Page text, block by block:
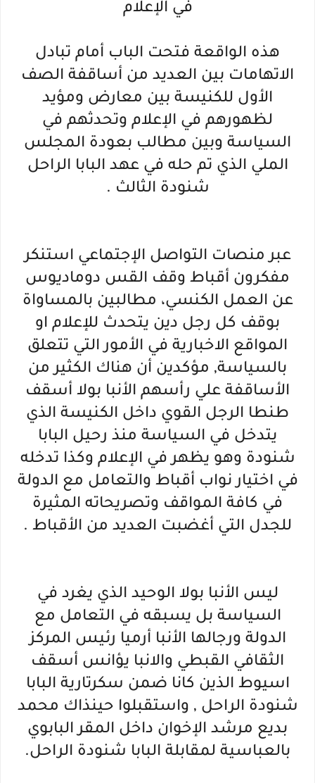
في الإعلام
هذه الواقعة فتحت الباب أمام تبادل
الاتهامات بين العديد من أساقفة الصف
الأول للكنيسة بين معارض ومؤيد
لظهورهم في الإعلام وتحدثهم في
السياسة وبين مطالب بعودة المجلس
الملي الذي تم حله في عهد البابا الراحل
شنودة الثالث .
عبر منصات التواصل الإجتماعي استنكر
مفكرون أقباط وقف القس دوماديوس
عن العمل الكنسي، مطالبين بالمساواة
بوقف كل رجل دين يتحدث للإعلام او
المواقع الاخبارية في الأمور التي تتعلق
بالسياسة, مؤكدين أن هناك الكثير من
الأساقفة علي رأسهم الأنبا بولا أسقف
طنطا الرجل القوي داخل الكنيسة الذي
يتدخل في السياسة منذ رحيل البابا
شنودة وهو يظهر في الإعلام وكذا تدخله
في اختيار نواب أقباط والتعامل مع الدولة
في كافة المواقف وتصريحاته المثيرة
للجدل التي أغضبت العديد من الأقباط .
ليس الأنبا بولا الوحيد الذي يغرد في
السياسة بل يسبقه في التعامل مع
الدولة ورجالها الأنبا أرميا رئيس المركز
الثقافي القبطي والانبا يؤانس أسقف
اسيوط الذين كانا ضمن سكرتارية البابا
شنودة الراحل , واستقبلوا حينذاك محمد
بديع مرشد الإخوان داخل المقر البابوي
بالعباسية لمقابلة البابا شنودة الراحل.